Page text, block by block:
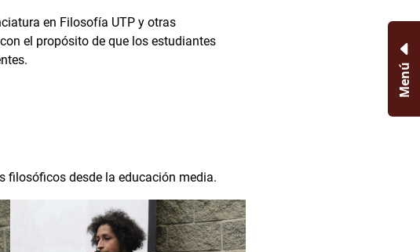
en Filosofía UTP y otras
el propósito de que los estudiantes
filosóficos desde la educación media.
Menú